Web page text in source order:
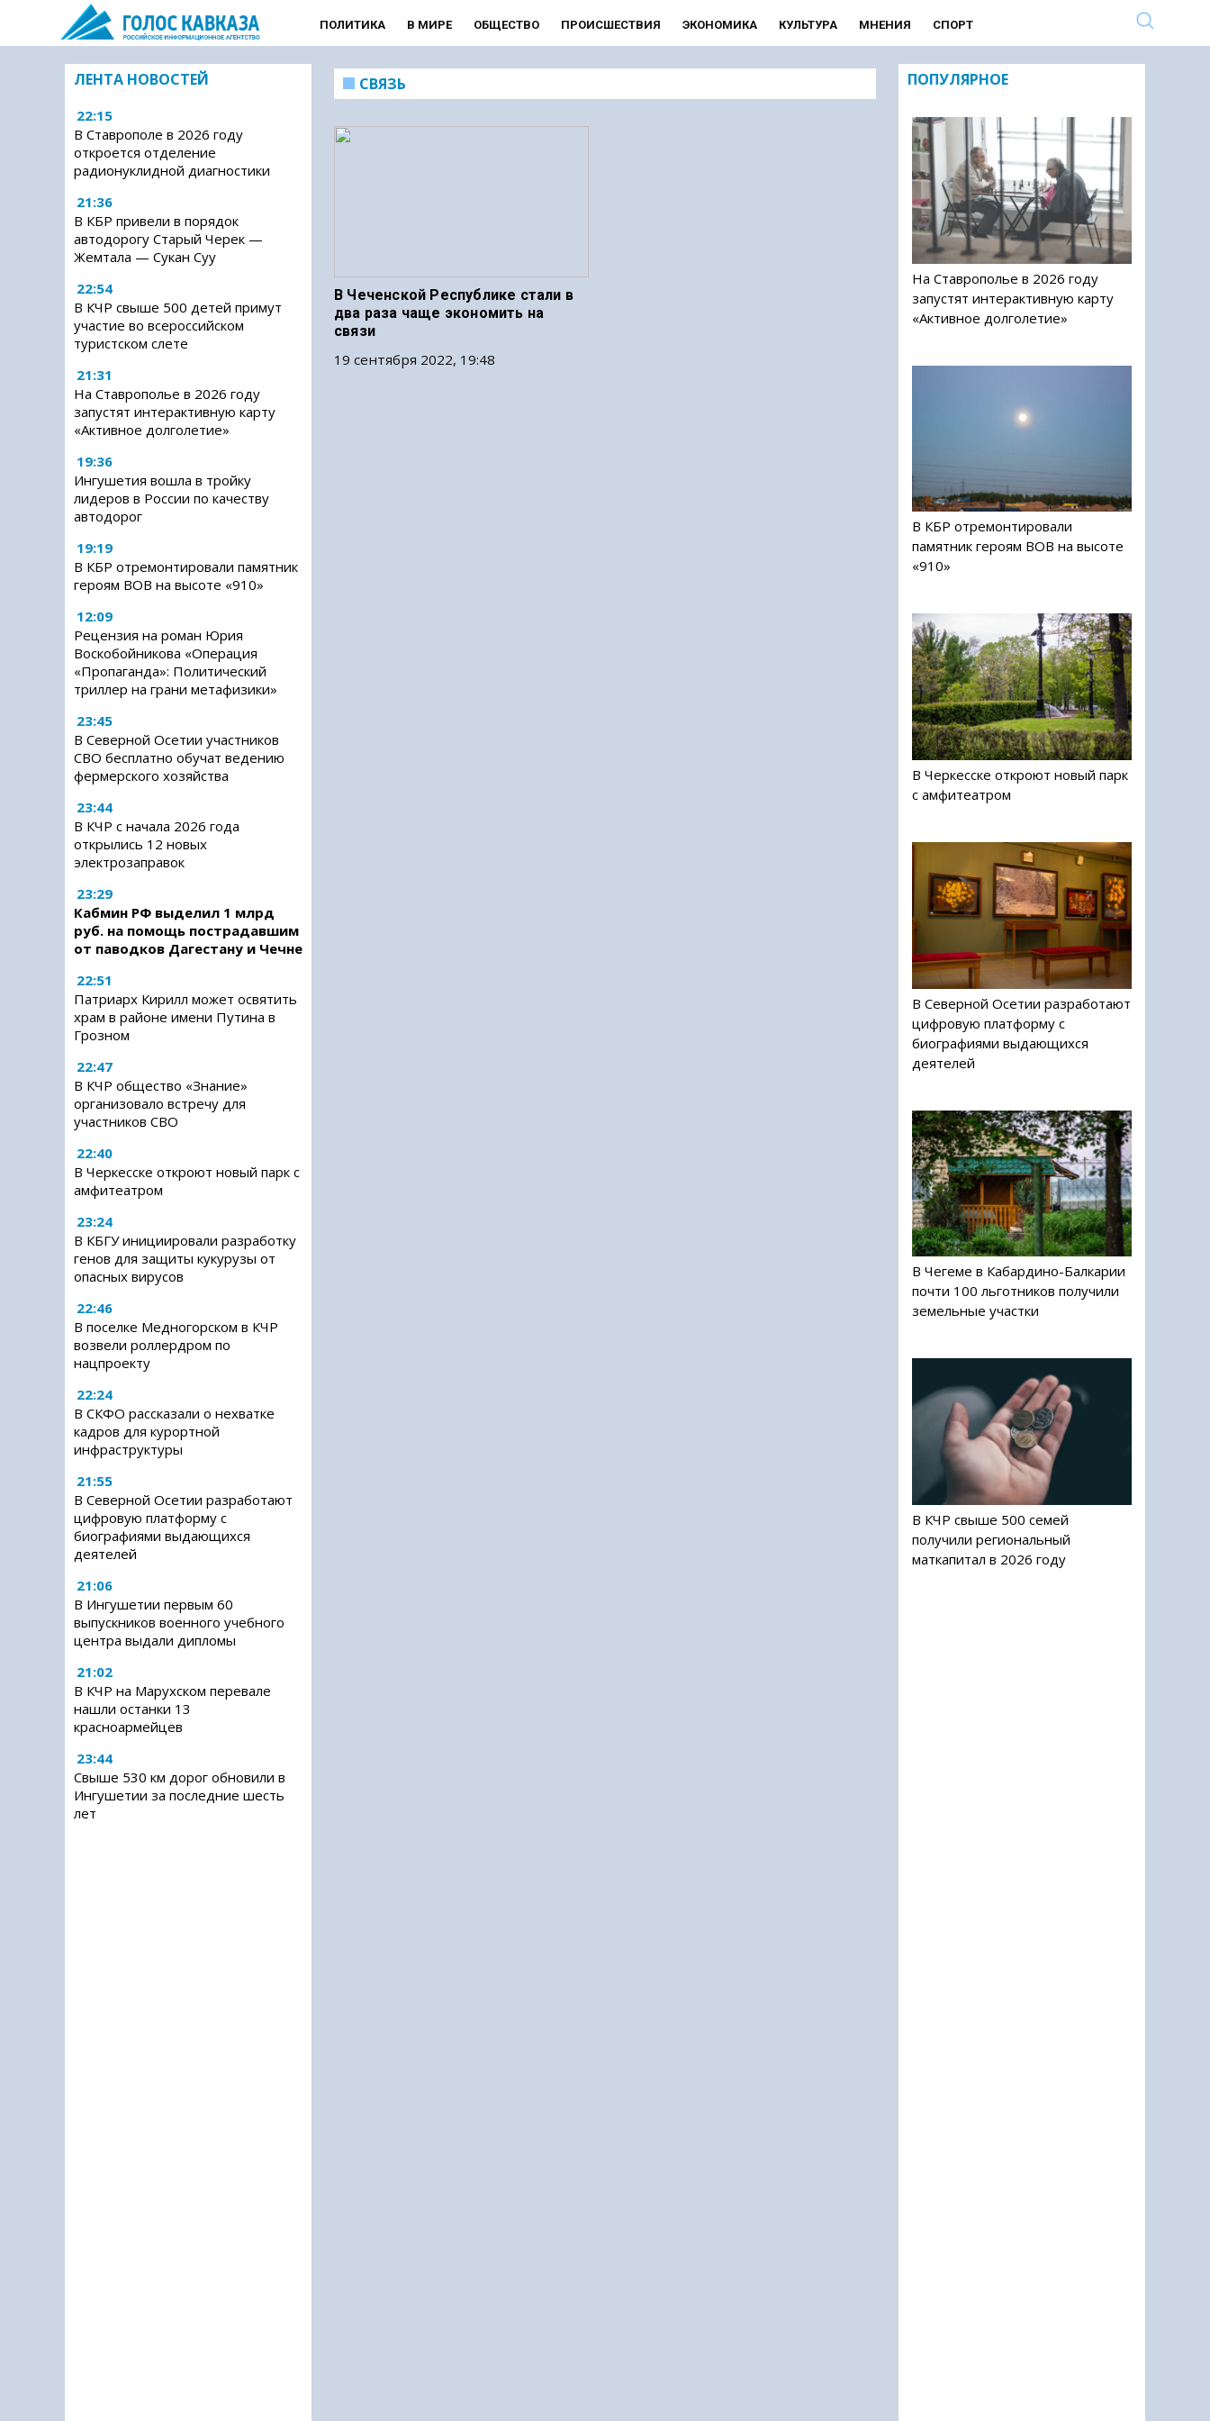
ПОЛИТИКА В МИРЕ ОБЩЕСТВО ПРОИСШЕСТВИЯ ЭКОНОМИКА КУЛЬТУРА МНЕНИЯ СПОРТ
ЛЕНТА НОВОСТЕЙ
22:15
В Ставрополе в 2026 году
откроется отделение
радионуклидной диагностики
21:36
В КБР привели в порядок
автодорогу Старый Черек —
Жемтала — Сукан Суу
22:54
В КЧР свыше 500 детей примут
участие во всероссийском
туристском слете
21:31
На Ставрополье в 2026 году
запустят интерактивную карту
«Активное долголетие»
19:36
Ингушетия вошла в тройку
лидеров в России по качеству
автодорог
19:19
В КБР отремонтировали памятник
героям ВОВ на высоте «910»
12:09
Рецензия на роман Юрия
Воскобойникова «Операция
«Пропаганда»: Политический
триллер на грани метафизики»
23:45
В Северной Осетии участников
СВО бесплатно обучат ведению
фермерского хозяйства
23:44
В КЧР с начала 2026 года
открылись 12 новых
электрозаправок
23:29
Кабмин РФ выделил 1 млрд
руб. на помощь пострадавшим
от паводков Дагестану и Чечне
22:51
Патриарх Кирилл может освятить
храм в районе имени Путина в
Грозном
22:47
В КЧР общество «Знание»
организовало встречу для
участников СВО
22:40
В Черкесске откроют новый парк с
амфитеатром
23:24
В КБГУ инициировали разработку
генов для защиты кукурузы от
опасных вирусов
22:46
В поселке Медногорском в КЧР
возвели роллердром по
нацпроекту
22:24
В СКФО рассказали о нехватке
кадров для курортной
инфраструктуры
21:55
В Северной Осетии разработают
цифровую платформу с
биографиями выдающихся
деятелей
21:06
В Ингушетии первым 60
выпускников военного учебного
центра выдали дипломы
21:02
В КЧР на Марухском перевале
нашли останки 13
красноармейцев
23:44
Свыше 530 км дорог обновили в
Ингушетии за последние шесть
лет
СВЯЗЬ
В Чеченской Республике стали в
два раза чаще экономить на
связи
19 сентября 2022, 19:48
ПОПУЛЯРНОЕ
На Ставрополье в 2026 году
запустят интерактивную карту
«Активное долголетие»
В КБР отремонтировали
памятник героям ВОВ на высоте
«910»
В Черкесске откроют новый парк
с амфитеатром
В Северной Осетии разработают
цифровую платформу с
биографиями выдающихся
деятелей
В Чегеме в Кабардино-Балкарии
почти 100 льготников получили
земельные участки
В КЧР свыше 500 семей
получили региональный
маткапитал в 2026 году